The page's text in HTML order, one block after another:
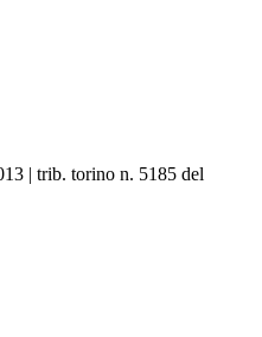
| trib. torino n. 5185 del